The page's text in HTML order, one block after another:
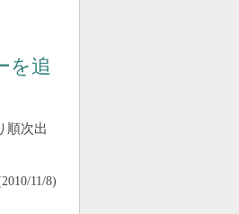
を追
順次出
2010/11/8)